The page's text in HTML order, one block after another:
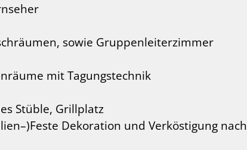
sowie Gruppenleiterzimmer
mit Tagungstechnik
Stüble, Grillplatz
Dekoration und Verköstigung nach